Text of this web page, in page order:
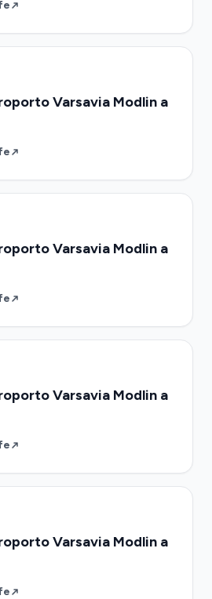
Varsavia Modlin a
Varsavia Modlin a
Varsavia Modlin a
Varsavia Modlin a